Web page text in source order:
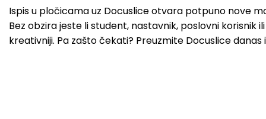
Ispis u pločicama uz Docuslice otvara potpuno nove
Bez obzira jeste li student, nastavnik, poslovni
kreativniji. Pa zašto čekati? Preuzmite Docuslice